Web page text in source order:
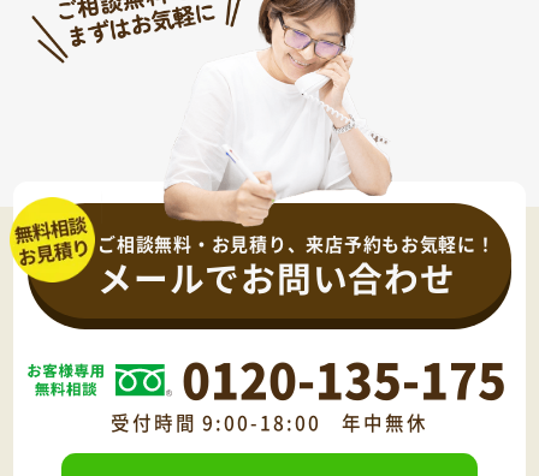
ご相談無料・お見積り、来店予約もお気軽に！
メールでお問い合わせ
0120-135-175
受付時間 9:00-18:00 年中無休